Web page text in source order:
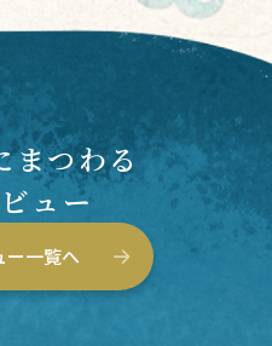
まつわる
ュー
ー一覧へ